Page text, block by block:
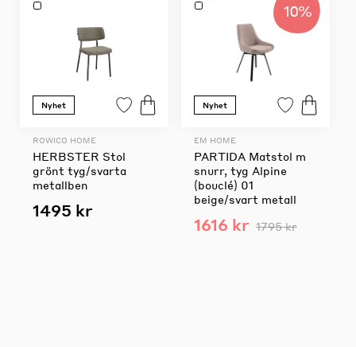
Nyhet
ROWICO HOME
HERBSTER Stol
grönt tyg/svarta
metallben
1495 kr
10%
Nyhet
EM HOME
PARTIDA Matstol m
snurr, tyg Alpine
(bouclé) 01
beige/svart metall
1616 kr 1795 kr